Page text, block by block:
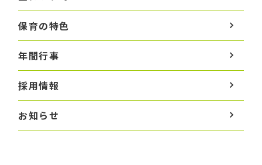
保育の特色
年間行事
採用情報
お知らせ